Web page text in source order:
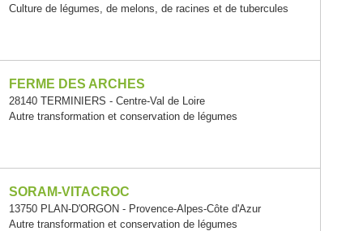
Culture de légumes, de melons, de racines et de tubercules
FERME DES ARCHES
28140 TERMINIERS - Centre-Val de Loire
Autre transformation et conservation de légumes
SORAM-VITACROC
13750 PLAN-D'ORGON - Provence-Alpes-Côte d'Azur
Autre transformation et conservation de légumes